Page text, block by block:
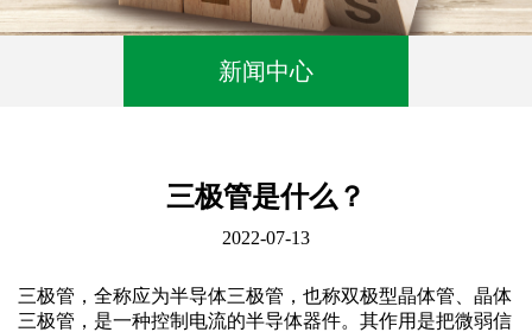
新闻中心
三极管是什么？
2022-07-13
三极管，全称应为半导体三极管，也称双极型晶体管、晶体
三极管，是一种控制电流的半导体器件。其作用是把微弱信